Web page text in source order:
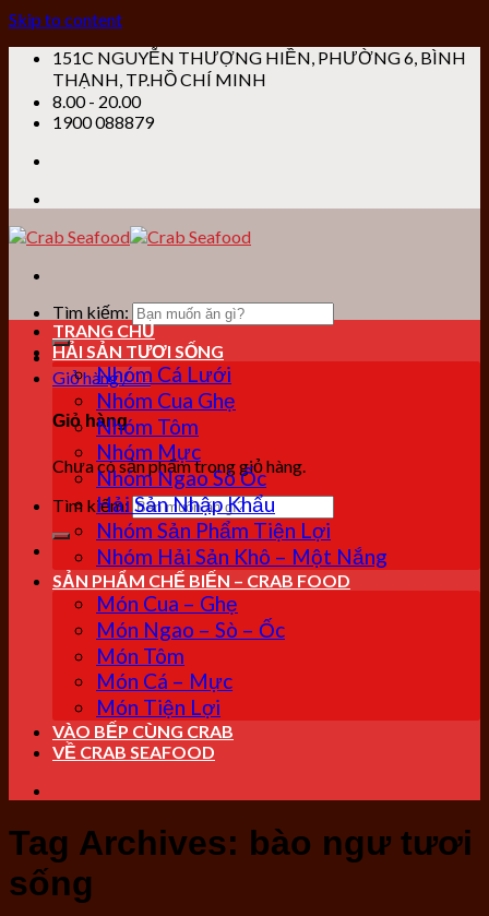
Skip to content
151C NGUYỄN THƯỢNG HIỀN, PHƯỜNG 6, BÌNH
THẠNH, TP.HỒ CHÍ MINH
8.00 - 20.00
1900 088879
Tìm kiếm:
Giỏ hàng /0₫
Giỏ hàng
Chưa có sản phẩm trong giỏ hàng.
Tìm kiếm:
TRANG CHỦ
HẢI SẢN TƯƠI SỐNG
Nhóm Cá Lưới
Nhóm Cua Ghẹ
Nhóm Tôm
Nhóm Mực
Nhóm Ngao Sò Ốc
Hải Sản Nhập Khẩu
Nhóm Sản Phẩm Tiện Lợi
Nhóm Hải Sản Khô – Một Nắng
SẢN PHẨM CHẾ BIẾN – CRAB FOOD
Món Cua – Ghẹ
Món Ngao – Sò – Ốc
Món Tôm
Món Cá – Mực
Món Tiện Lợi
VÀO BẾP CÙNG CRAB
VỀ CRAB SEAFOOD
Tag Archives: bào ngư tươi
sống